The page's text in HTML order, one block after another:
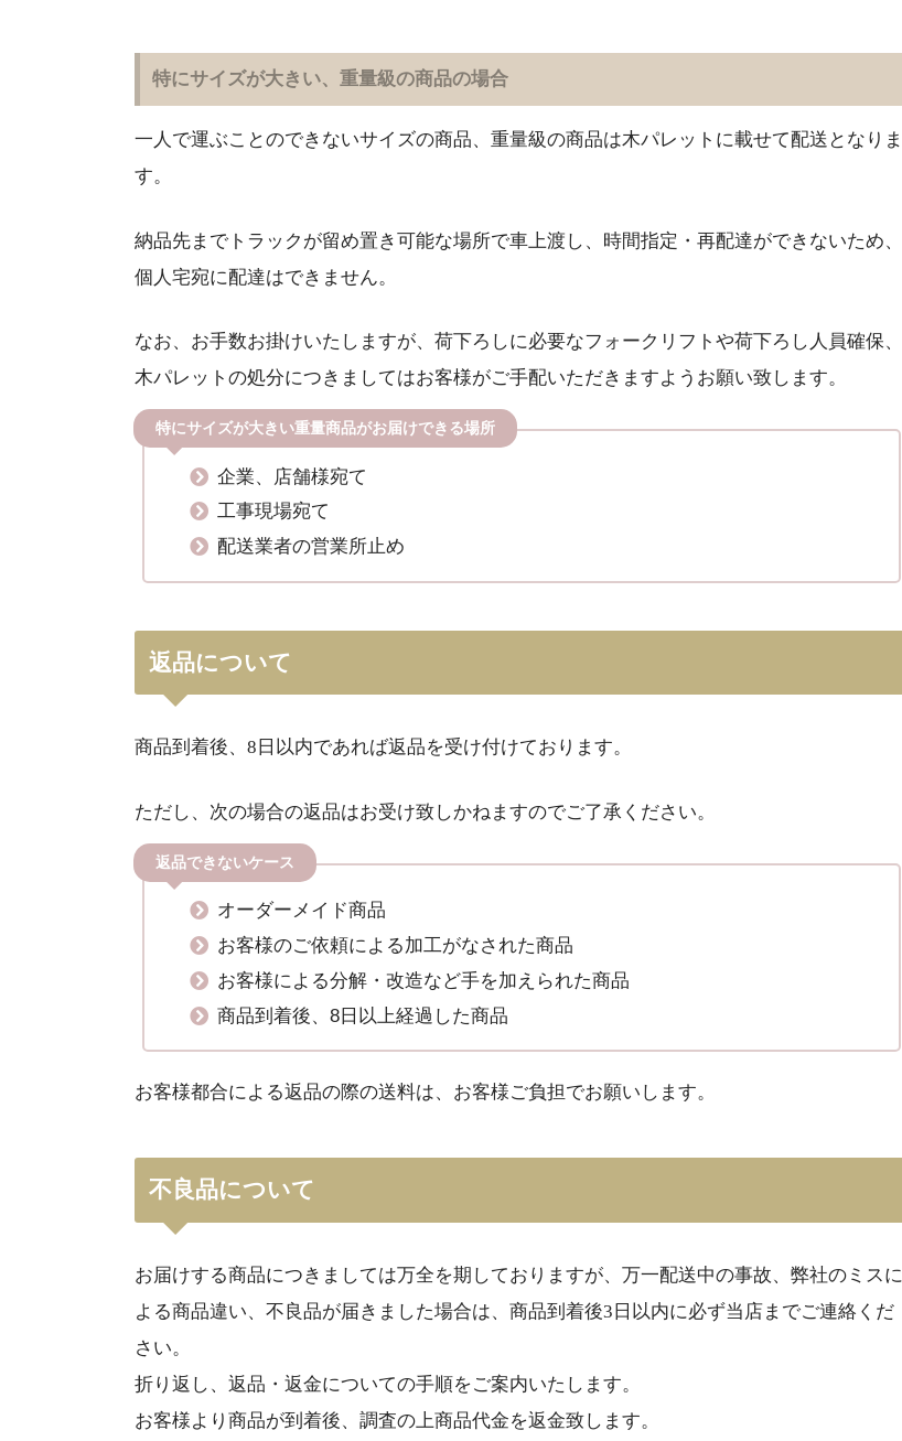
特にサイズが大きい、重量級の商品の場合
一人で運ぶことのできないサイズの商品、重量級の商品は木パレットに載せて配送となりま
す。
納品先までトラックが留め置き可能な場所で車上渡し、時間指定・再配達ができないため、
個人宅宛に配達はできません。
なお、お手数お掛けいたしますが、荷下ろしに必要なフォークリフトや荷下ろし人員確保、
木パレットの処分につきましてはお客様がご手配いただきますようお願い致します。
特にサイズが大きい重量商品がお届けできる場所
企業、店舗様宛て
工事現場宛て
配送業者の営業所止め
返品について
商品到着後、8日以内であれば返品を受け付けております。
ただし、次の場合の返品はお受け致しかねますのでご了承ください。
返品できないケース
オーダーメイド商品
お客様のご依頼による加工がなされた商品
お客様による分解・改造など手を加えられた商品
商品到着後、8日以上経過した商品
お客様都合による返品の際の送料は、お客様ご負担でお願いします。
不良品について
お届けする商品につきましては万全を期しておりますが、万一配送中の事故、弊社のミスに
よる商品違い、不良品が届きました場合は、商品到着後3日以内に必ず当店までご連絡くだ
さい。
折り返し、返品・返金についての手順をご案内いたします。
お客様より商品が到着後、調査の上商品代金を返金致します。